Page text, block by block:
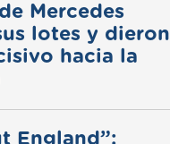
Mercedes
lotes y dieron
hacia la
England”: